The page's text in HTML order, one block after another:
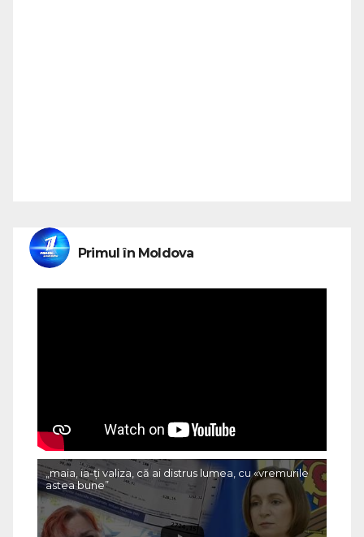
Primul în Moldova
„maia, ia-ți valiza, că ai distrus lumea, cu «vremurile
astea bune”